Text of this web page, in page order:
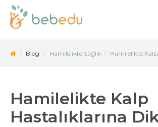
Blog Hamilelikte Sağlık Hamilelikte
Hamilelikte Kalp
Hastalıklarına